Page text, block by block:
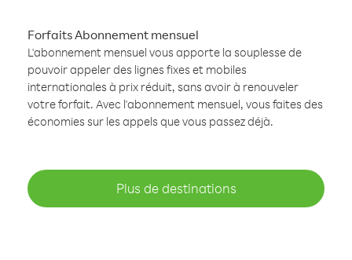
Forfaits Abonnement mensuel
L'abonnement mensuel vous apporte la souplesse de
pouvoir appeler des lignes fixes et mobiles
internationales à prix réduit, sans avoir à renouveler
votre forfait. Avec l'abonnement mensuel, vous faites des
économies sur les appels que vous passez déjà.
Plus de destinations